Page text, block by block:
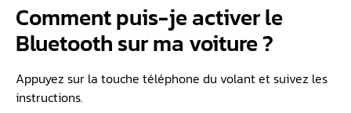
Comment puis-je activer le
Bluetooth sur ma voiture ?
Appuyez sur la touche téléphone du volant et suivez les
instructions.